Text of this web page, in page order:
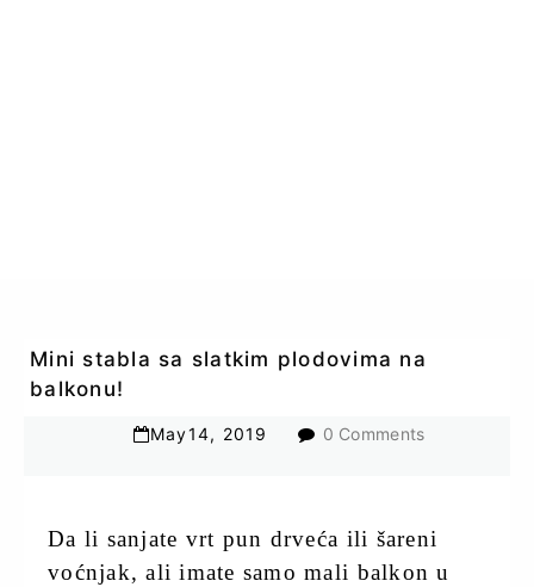
Mini stabla sa slatkim plodovima na
balkonu!
May14, 2019 0 Comments
Da li sanjate vrt pun drveća ili šareni
voćnjak, ali imate samo mali balkon u